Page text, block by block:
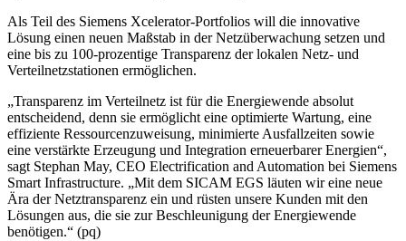
Als Teil des Siemens Xcelerator-Portfolios will die innovative
Lösung einen neuen Maßstab in der Netzüberwachung setzen und
eine bis zu 100-prozentige Transparenz der lokalen Netz- und
Verteilnetzstationen ermöglichen.
„Transparenz im Verteilnetz ist für die Energiewende absolut
entscheidend, denn sie ermöglicht eine optimierte Wartung, eine
effiziente Ressourcenzuweisung, minimierte Ausfallzeiten sowie
eine verstärkte Erzeugung und Integration erneuerbarer Energien“,
sagt Stephan May, CEO Electrification and Automation bei Siemens
Smart Infrastructure. „Mit dem SICAM EGS läuten wir eine neue
Ära der Netztransparenz ein und rüsten unsere Kunden mit den
Lösungen aus, die sie zur Beschleunigung der Energiewende
benötigen.“ (pq)